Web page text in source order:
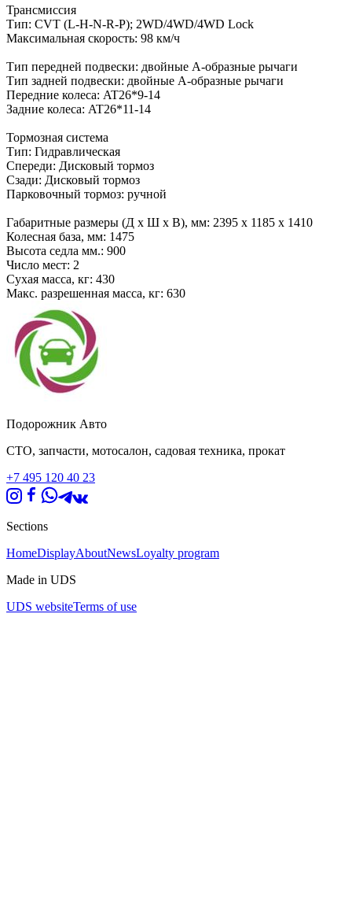
Трансмиссия
Тип: CVT (L-H-N-R-P); 2WD/4WD/4WD Lock
Максимальная скорость: 98 км/ч
Тип передней подвески: двойные А-образные рычаги
Тип задней подвески: двойные А-образные рычаги
Передние колеса: AT26*9-14
Задние колеса: AT26*11-14
Тормозная система
Тип: Гидравлическая
Спереди: Дисковый тормоз
Сзади: Дисковый тормоз
Парковочный тормоз: ручной
Габаритные размеры (Д х Ш х В), мм: 2395 x 1185 x 1410
Колесная база, мм: 1475
Высота седла мм.: 900
Число мест: 2
Сухая масса, кг: 430
Макс. разрешенная масса, кг: 630
Подорожник Авто
СТО, запчасти, мотосалон, садовая техника, прокат
+7 495 120 40 23
Sections
HomeDisplayAboutNewsLoyalty program
Made in UDS
UDS websiteTerms of use